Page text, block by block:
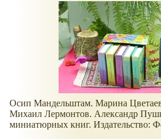
Осип Мандельштам. Марина
Михаил Лермонтов. Александр
миниатюрных книг. Издательство: